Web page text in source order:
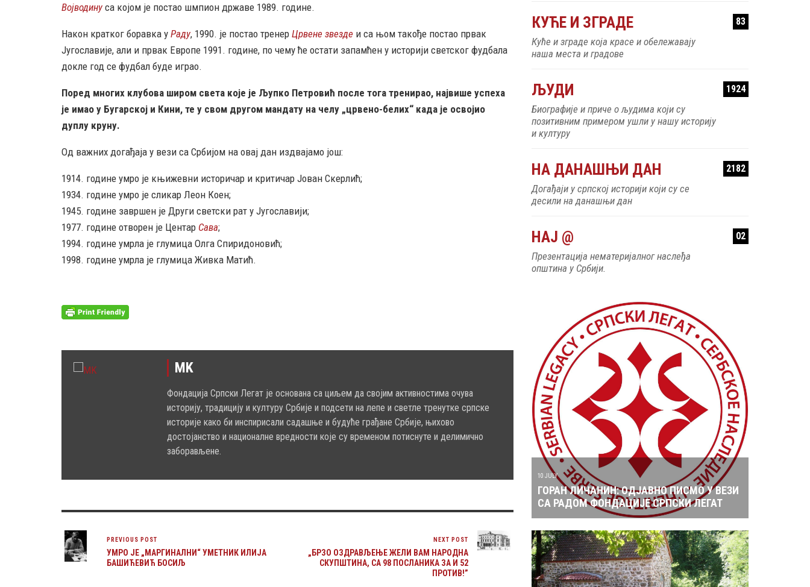
Војводину са којом је постао шмпион државе 1989. године.
Након кратког боравка у Раду, 1990. је постао тренер Црвене звезде и са њом такође постао првак
Југославије, али и првак Европе 1991. године, по чему ће остати запамћен у историји светског фудбала
докле год се фудбал буде играо.
Поред многих клубова широм света које је Љупко Петровић после тога тренирао, највише успеха
је имао у Бугарској и Кини, те у свом другом мандату на челу „црвено-белих“ када је освојио
дуплу круну.
Од важних догађаја у вези са Србијом на овај дан издвајамо још:
1914. године умро је књижевни историчар и критичар Јован Скерлић;
1934. године умро је сликар Леон Коен;
1945. године завршен је Други светски рат у Југославији;
1977. године отворен је Центар Сава;
1994. године умрла је глумица Олга Спиридоновић;
1998. године умрла је глумица Живка Матић.
MK
Фондација Српски Легат је основана са циљем да својим активностима очува
историју, традицију и културу Србије и подсети на лепе и светле тренутке српске
историје како би инспирисали садашње и будуће грађане Србије, њихово
достојанство и националне вредности које су временом потиснуте и делимично
заборављене.
PREVIOUS POST
УМРО ЈЕ „МАРГИНАЛНИ“ УМЕТНИК ИЛИЈА
БАШИЋЕВИЋ БОСИЉ
NEXT POST
„БРЗО ОЗДРАВЉЕЊЕ ЖЕЛИ ВАМ НАРОДНА
СКУПШТИНА, СА 98 ПОСЛАНИКА ЗА И 52
ПРОТИВ!”
КУЋЕ И ЗГРАДЕ 83
Куће и зграде која красе и обележавају
наша места и градове
ЉУДИ 1924
Биографије и приче о људима који су
позитивним примером ушли у нашу историју
и културу
НА ДАНАШЊИ ДАН 2182
Догађаји у српској историји који су се
десили на данашњи дан
НАЈ @ 02
Презентација нематеријалног наслеђа
општина у Србији.
10 JULY
ГОРАН ЛИЧАНИН: ОДЈАВНО ПИСМО У ВЕЗИ
СА РАДОМ ФОНДАЦИЈЕ СРПСКИ ЛЕГАТ